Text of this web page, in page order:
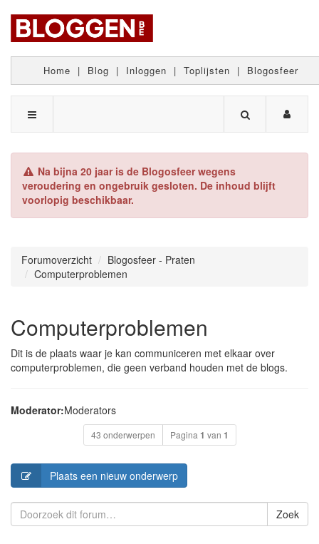
Home | Blog | Inloggen | Toplijsten | Blogosfeer
Na bijna 20 jaar is de Blogosfeer wegens
veroudering en ongebruik gesloten. De inhoud blijft
voorlopig beschikbaar.
Forumoverzicht
Blogosfeer - Praten
Computerproblemen
Computerproblemen
Dit is de plaats waar je kan communiceren met elkaar over
computerproblemen, die geen verband houden met de blogs.
Moderator:Moderators
43 onderwerpen Pagina 1 van 1
Plaats een nieuw onderwerp
Zoek